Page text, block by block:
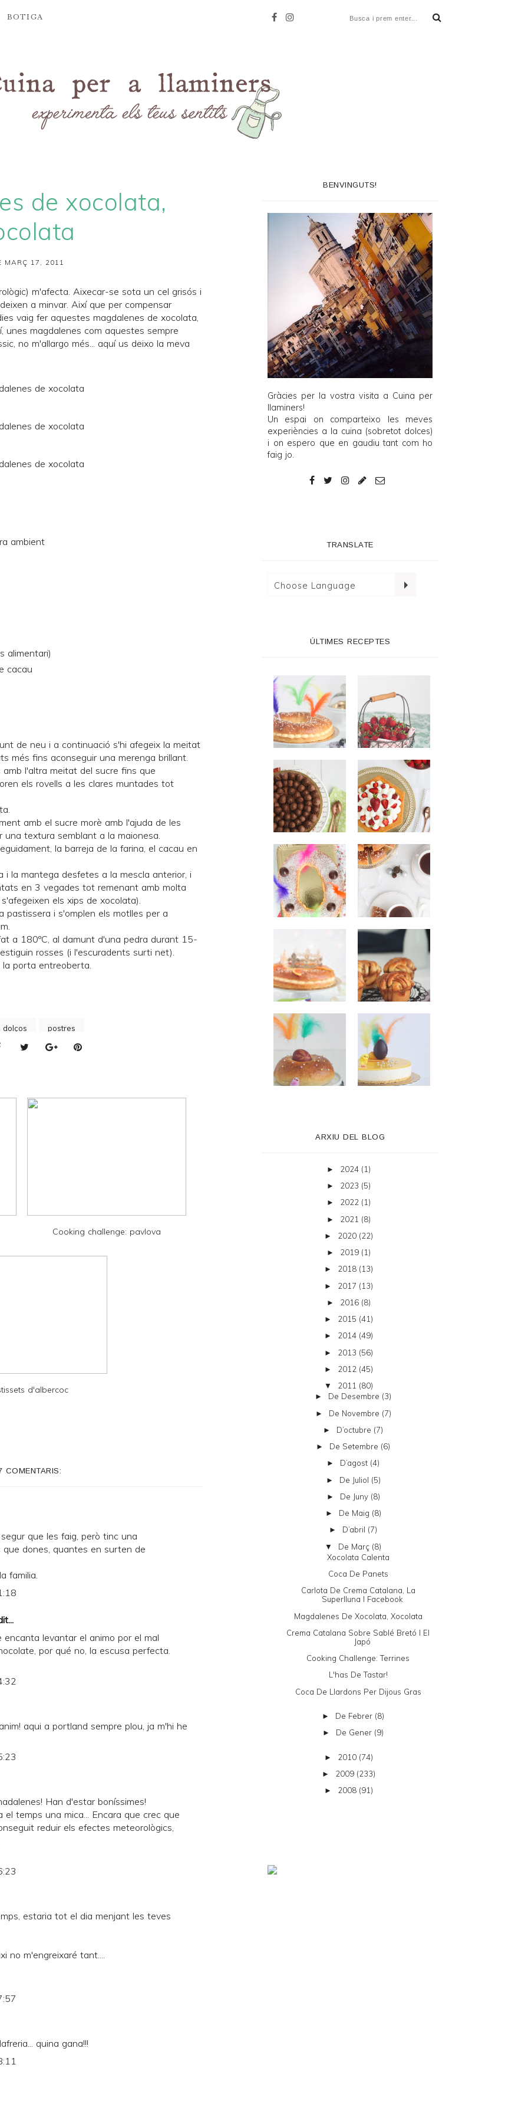
BOTIGA
de xocolata,
MARÇ 17, 2011
m'afecta. Aixecar-se sota un cel grisós i
a minvar. Així que per compensar
vaig fer aquestes magdalenes de xocolata,
unes magdalenes com aquestes sempre
no m'allargo més... aquí us deixo la meva
ambient
alimentari)
cacau
de neu i a continuació s'hi afegeix la meitat
més fins aconseguir una merenga brillant.
l'altra meitat del sucre fins que
els rovells a les clares muntades tot
amb el sucre morè amb l'ajuda de les
una textura semblant a la maionesa.
la barreja de la farina, el cacau en
i la mantega desfetes a la mescla anterior, i
en 3 vegades tot remenant amb molta
els xips de xocolata).
pastissera i s'omplen els motlles per a
a 180ºC, al damunt d'una pedra durant 15-
rosses (i l'escuradents surti net).
la porta entreoberta.
dolços postres
Cooking challenge: pavlova
d'albercoc
COMENTARIS:
que les faig, però tinc una
que dones, quantes en surten de
familia.
encanta levantar el animo por el mal
por qué no, la escusa perfecta.
aqui a portland sempre plou, ja m'hi he
Han d'estar boníssimes!
temps una mica... Encara que crec que
reduir els efectes meteorològics,
estaria tot el dia menjant les teves
no m'engreixaré tant....
quina gana!!!
BENVINGUTS!
Gràcies per la vostra visita a Cuina per
llaminers!
Un espai on comparteixo les meves
experiències a la cuina (sobretot dolces)
i on espero que en gaudiu tant com ho
faig jo.
TRANSLATE
ÚLTIMES RECEPTES
ARXIU DEL BLOG
► 2024 (1)
► 2023 (5)
► 2022 (1)
► 2021 (8)
► 2020 (22)
► 2019 (1)
► 2018 (13)
► 2017 (13)
► 2016 (8)
► 2015 (41)
► 2014 (49)
► 2013 (56)
► 2012 (45)
▼ 2011 (80)
► De Desembre (3)
► De Novembre (7)
► D’octubre (7)
► De Setembre (6)
► D’agost (4)
► De Juliol (5)
► De Juny (8)
► De Maig (8)
► D’abril (7)
▼ De Març (8)
Xocolata Calenta
Coca De Panets
Carlota De Crema Catalana, La
Superlluna I Facebook
Magdalenes De Xocolata, Xocolata
Crema Catalana Sobre Sablé Bretó I El
Japó
Cooking Challenge: Terrines
L'has De Tastar!
Coca De Llardons Per Dijous Gras
► De Febrer (8)
► De Gener (9)
► 2010 (74)
► 2009 (233)
► 2008 (91)